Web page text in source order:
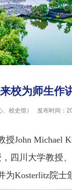
校为师生作
校史馆） 发布时间：
John Michael
四川大学教授
为Kosterlitz院士